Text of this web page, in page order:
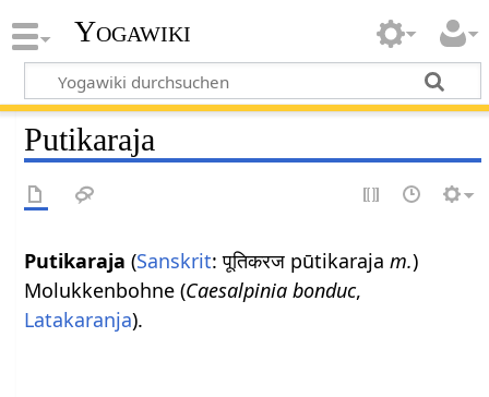
Yogawiki
Putikaraja
Putikaraja (Sanskrit: पूतिकरज pūtikarajam.)
Molukkenbohne (Caesalpinia bonduc,
Latakaranja).